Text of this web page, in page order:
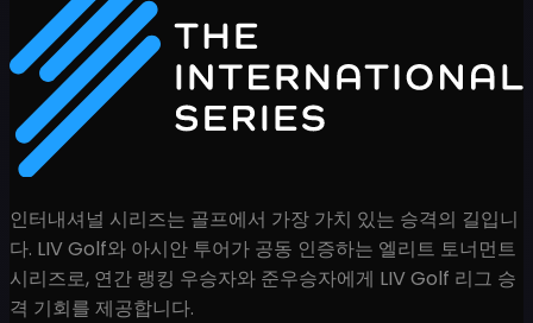
인터내셔널 시리즈는 골프에서 가장 가치 있는 승격의 길입니
다. LIV Golf와 아시안 투어가 공동 인증하는 엘리트 토너먼트
시리즈로, 연간 랭킹 우승자와 준우승자에게 LIV Golf 리그 승
격 기회를 제공합니다.